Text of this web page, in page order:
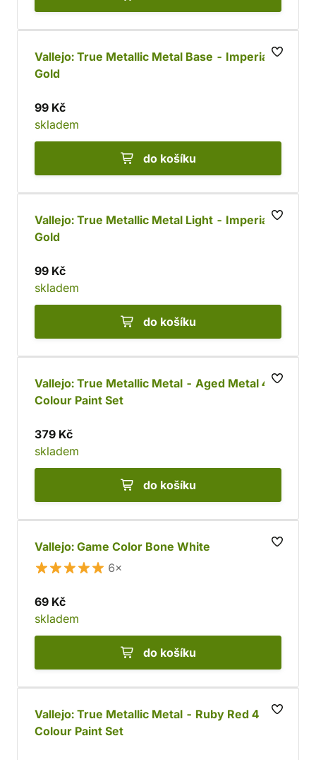
Vallejo: True Metallic Metal Base - Imperial
Gold
99 Kč
skladem
do košíku
Vallejo: True Metallic Metal Light - Imperial
Gold
99 Kč
skladem
do košíku
Vallejo: True Metallic Metal - Aged Metal 4
Colour Paint Set
379 Kč
skladem
do košíku
Vallejo: Game Color Bone White
6×
69 Kč
skladem
do košíku
Vallejo: True Metallic Metal - Ruby Red 4
Colour Paint Set